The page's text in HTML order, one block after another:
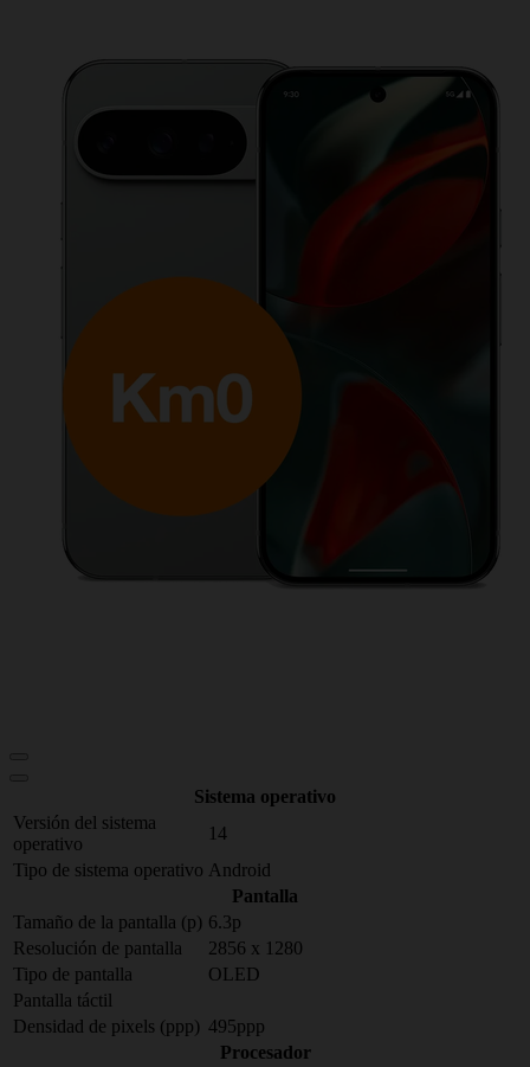
Sistema operativo
Versión del sistema
operativo
14
Tipo de sistema operativo Android
Pantalla
Tamaño de la pantalla (p) 6.3p
Resolución de pantalla
2856 x 1280
Tipo de pantalla
OLED
Pantalla táctil
Densidad de pixels (ppp) 495ppp
Procesador